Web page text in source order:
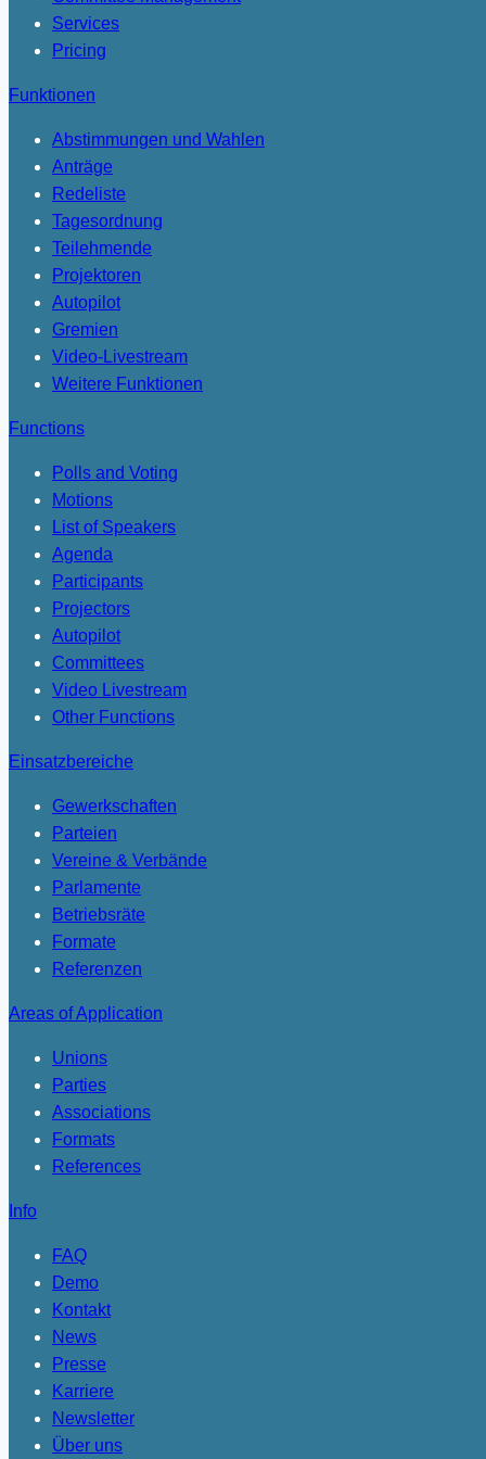
Services
Pricing
Funktionen
Abstimmungen und Wahlen
Anträge
Redeliste
Tagesordnung
Teilehmende
Projektoren
Autopilot
Gremien
Video-Livestream
Weitere Funktionen
Functions
Polls and Voting
Motions
List of Speakers
Agenda
Participants
Projectors
Autopilot
Committees
Video Livestream
Other Functions
Einsatzbereiche
Gewerkschaften
Parteien
Vereine & Verbände
Parlamente
Betriebsräte
Formate
Referenzen
Areas of Application
Unions
Parties
Associations
Formats
References
Info
FAQ
Demo
Kontakt
News
Presse
Karriere
Newsletter
Über uns